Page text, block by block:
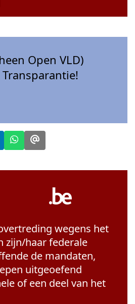
Open VLD)
Transparantie!
wegens het
zijn/haar federale
de mandaten,
uitgeoefend
of een deel van het